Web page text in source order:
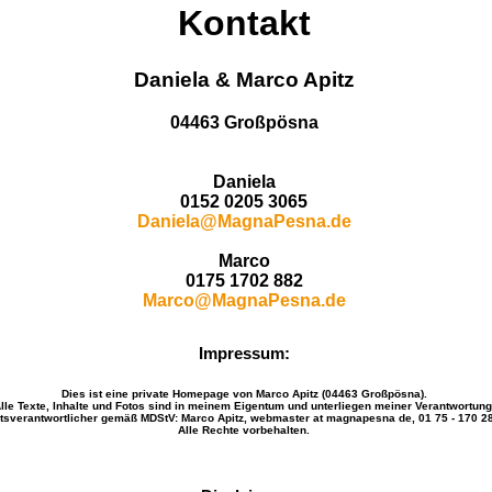
Kontakt
Daniela & Marco Apitz
04463 Großpösna
Daniela
0152 0205 3065
Daniela@MagnaPesna.de
Marco
0175 1702 882
Marco@MagnaPesna.de
Impressum:
Dies ist eine private Homepage von Marco Apitz (04463 Großpösna).
Texte, Inhalte und Fotos sind in meinem Eigentum und unterliegen meiner
gemäß MDStV: Marco Apitz, webmaster at magnapesna de, 01 75 - 170
Alle Rechte vorbehalten.